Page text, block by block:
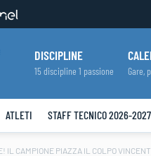
DISCIPLINE
15 discipline 1 passione Gare,
ATLETI STAFF TECNICO 2026-2027
IL CAMPIONE PIAZZA IL COLPO